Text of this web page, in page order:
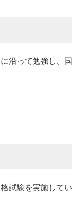
沿って勉強し、国
試験を実施してい